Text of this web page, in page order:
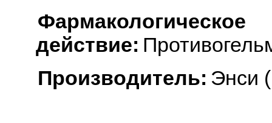
Фармакологическое
действие:
Производитель: Энси